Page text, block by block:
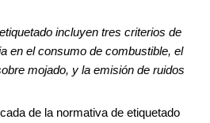
incluyen tres criterios de
en el consumo de combustible, el
mojado, y la emisión de ruidos
de la normativa de etiquetado